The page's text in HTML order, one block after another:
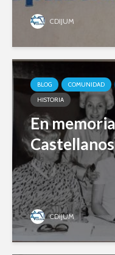
CDIJUM
BLOG COMUNIDAD
HISTORIA
En
Castellanos
CDIJUM